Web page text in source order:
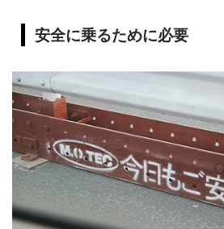
安全に乗るために必要